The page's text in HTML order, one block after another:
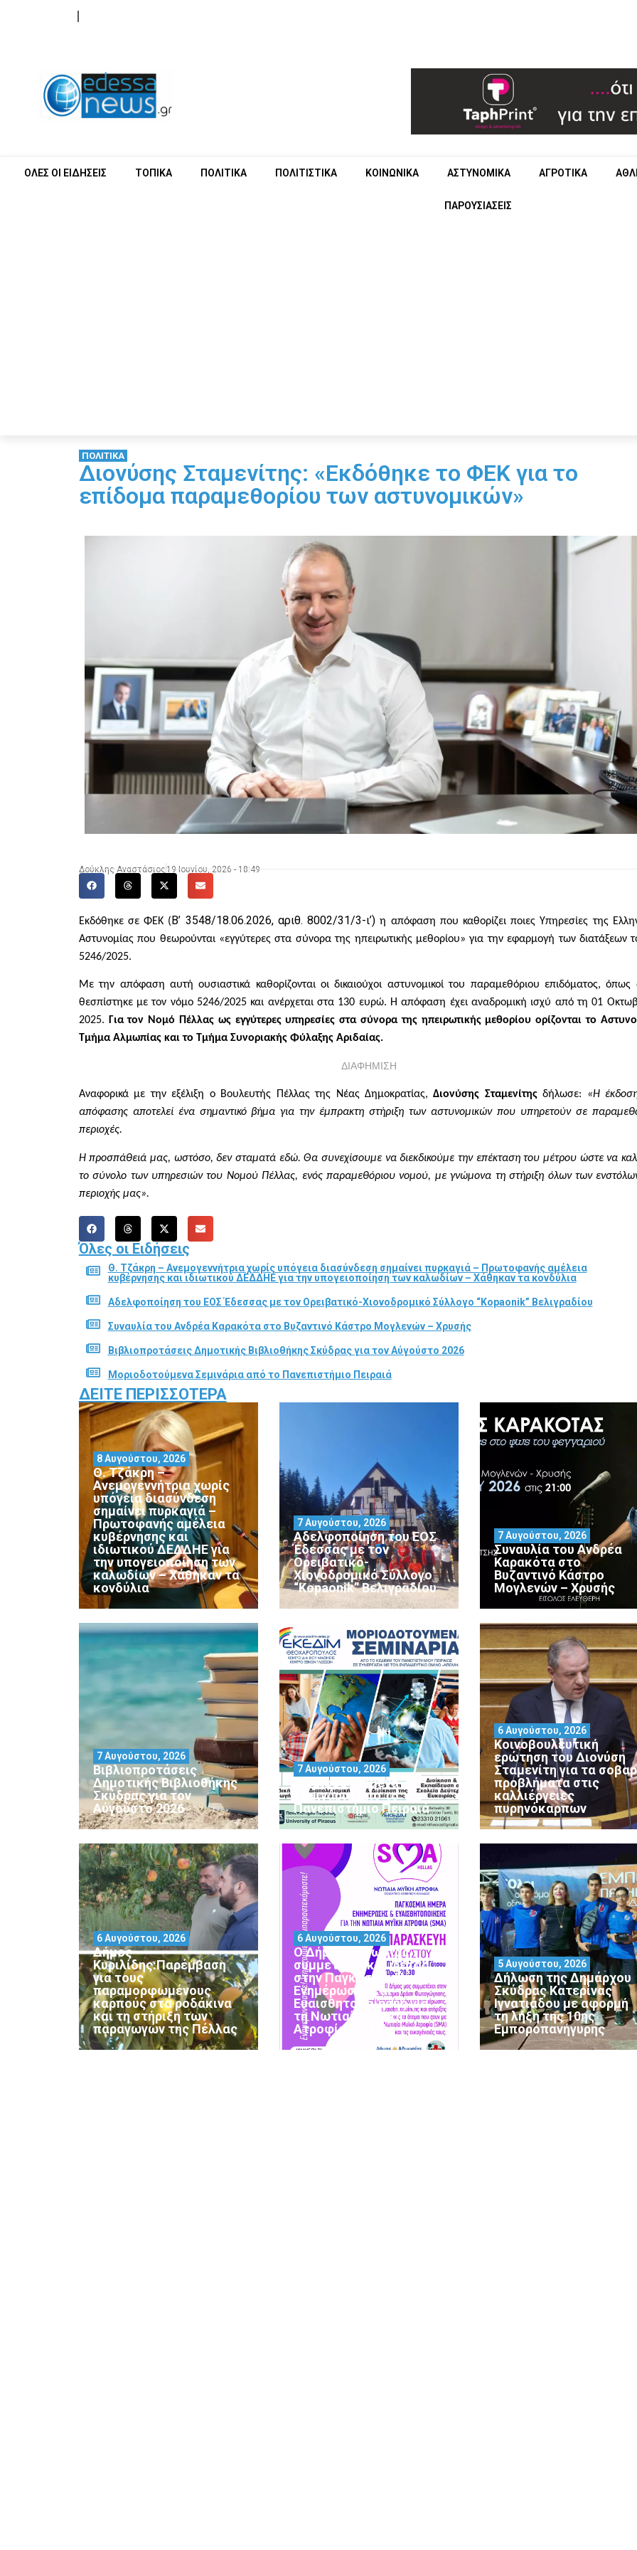
ΟΛΕΣ ΟΙ ΕΙΔΗΣΕΙΣ ΤΟΠΙΚΑ ΠΟΛΙΤΙΚΑ ΠΟΛΙΤΙΣΤΙΚΑ ΚΟΙΝΩΝΙΚΑ ΑΣΤΥΝΟΜΙΚΑ ΑΓΡΟΤΙΚΑ
ΠΑΡΟΥΣΙΑΣΕΙΣ
ΠΟΛΙΤΙΚΑ
Διονύσης Σταμενίτης: «Εκδόθηκε το ΦΕΚ για το
επίδομα παραμεθορίου των αστυνομικών»
Δούκλης Αναστάσιος 19 Ιουνίου, 2026 - 18:49
Εκδόθηκε σε ΦΕΚ (Β’ 3548/18.06.2026, αριθ. 8002/31/3-ι’) η απόφαση που καθορίζει ποιες Υπηρεσίες της
Αστυνομίας που θεωρούνται «εγγύτερες στα σύνορα της ηπειρωτικής μεθορίου» για την εφαρμογή των διατάξεων
5246/2025.
Με την απόφαση αυτή ουσιαστικά καθορίζονται οι δικαιούχοι αστυνομικοί του παραμεθόριου επιδόματος, όπως
θεσπίστηκε με τον νόμο 5246/2025 και ανέρχεται στα 130 ευρώ. Η απόφαση έχει αναδρομική ισχύ από τη 01
2025. Για τον Νομό Πέλλας ως εγγύτερες υπηρεσίες στα σύνορα της ηπειρωτικής μεθορίου ορίζονται το
Τμήμα Αλμωπίας και το Τμήμα Συνοριακής Φύλαξης Αριδαίας.
ΔΙΑΦΗΜΙΣΗ
Αναφορικά με την εξέλιξη ο Βουλευτής Πέλλας της Νέας Δημοκρατίας,Διονύσης Σταμενίτηςδήλωσε: «Η
απόφασης αποτελεί ένα σημαντικό βήμα για την έμπρακτη στήριξη των αστυνομικών που υπηρετούν σε
περιοχές.
Η προσπάθειά μας, ωστόσο, δεν σταματά εδώ. Θα συνεχίσουμε να διεκδικούμε την επέκταση του μέτρου ώστε να
το σύνολο των υπηρεσιών του Νομού Πέλλας, ενός παραμεθόριου νομού, με γνώμονα τη στήριξη όλων των
περιοχής μας».
Όλες οι Ειδήσεις
Θ. Τζάκρη – Ανεμογεννήτρια χωρίς υπόγεια διασύνδεση σημαίνει πυρκαγιά – Πρωτοφανής αμέλεια
κυβέρνησης και ιδιωτικού ΔΕΔΔΗΕ για την υπογειοποίηση των καλωδίων – Χάθηκαν τα κονδύλια
Αδελφοποίηση του ΕΟΣ Έδεσσας με τον Ορειβατικό-Χιονοδρομικό Σύλλογο “Kopaonik” Βελιγραδίου
Συναυλία του Ανδρέα Καρακότα στο Βυζαντινό Κάστρο Μογλενών – Χρυσής
Βιβλιοπροτάσεις Δημοτικής Βιβλιοθήκης Σκύδρας για τον Αύγούστο 2026
Μοριοδοτούμενα Σεμινάρια από το Πανεπιστήμιο Πειραιά
ΔΕΊΤΕ ΠΕΡΙΣΣΌΤΕΡΑ
Θ. Τζάκρη –
Ανεμογεννήτρια χωρίς
υπόγεια διασύνδεση
σημαίνει πυρκαγιά –
Πρωτοφανής αμέλεια
κυβέρνησης και
ιδιωτικού ΔΕΔΔΗΕ για
την υπογειοποίηση των
καλωδίων – Χάθηκαν τα
κονδύλια
8 Αυγούστου, 2026
Αδελφοποίηση του ΕΟΣ
Έδεσσας με τον
Ορειβατικό-
Χιονοδρομικό Σύλλογο
“Kopaonik” Βελιγραδίου
7 Αυγούστου, 2026
Συναυλία του Ανδρέα
Καρακότα στο
Βυζαντινό Κάστρο
Μογλενών – Χρυσής
7 Αυγούστου, 2026
Βιβλιοπροτάσεις
Δημοτικής Βιβλιοθήκης
Σκύδρας για τον
Αύγούστο 2026
7 Αυγούστου, 2026
Μοριοδοτούμενα
Σεμινάρια από το
Πανεπιστήμιο Πειραιά
7 Αυγούστου, 2026
Κοινοβουλευτική
ερώτηση του Διονύση
Σταμενίτη για τα
προβλήματα στις
καλλιέργειες
πυρηνόκαρπων
6 Αυγούστου, 2026
Δήμος
Κυριλίδης:Παρέμβαση
για τους
παραμορφωμένους
καρπούς στα ροδάκινα
και τη στήριξη των
παραγωγών της Πέλλας
6 Αυγούστου, 2026
Ο Δήμος Αλμωπίας
συμμετέχει και φέτος
στην Παγκόσμια Ημέρα
Ενημέρωσης και
Ευαισθητοποίησης για
τη Νωτιαία Μυϊκή
Ατροφία (SMA)
6 Αυγούστου, 2026
Δήλωση της Δημάρχου
Σκύδρας Κατερίνας
Ιγνατιάδου με αφορμή
τη λήξη της 10ης
Εμποροπανήγυρης
5 Αυγούστου, 2026